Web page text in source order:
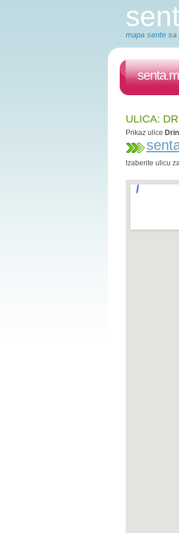
mapa sente sa
ULICA:
Prikaz ulice
Izaberite ulicu